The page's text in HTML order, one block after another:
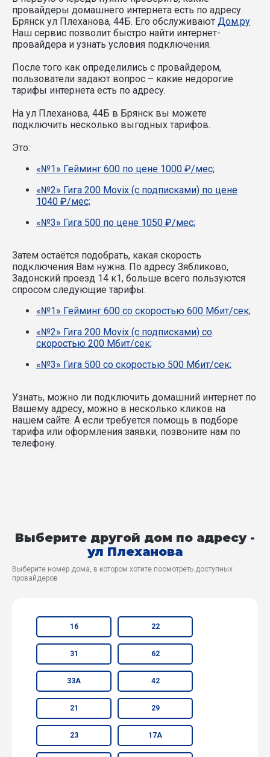
провайдеры домашнего интернета есть по адресу
Брянск ул Плеханова, 44Б. Его обслуживают Дом.ру
Наш сервис позволит быстро найти интернет-
провайдера и узнать условия подключения.
После того как определились с провайдером,
пользователи задают вопрос – какие недорогие
тарифы интернета есть по адресу.
На ул Плеханова, 44Б в Брянск вы можете
подключить несколько выгодных тарифов.
Это:
«№1» Гейминг 600 по цене 1000 ₽/мес;
«№2» Гига 200 Movix (с подписками) по цене
1040 ₽/мес;
«№3» Гига 500 по цене 1050 ₽/мес;
Затем остаётся подобрать, какая скорость
подключения Вам нужна. По адресу Зябликово,
Задонский проезд 14 к1, больше всего пользуются
спросом следующие тарифы:
«№1» Гейминг 600 со скоростью 600 Мбит/сек;
«№2» Гига 200 Movix (с подписками) со
скоростью 200 Мбит/сек;
«№3» Гига 500 со скоростью 500 Мбит/сек;
Узнать, можно ли подключить домашний интернет по
Вашему адресу, можно в несколько кликов на
нашем сайте. А если требуется помощь в подборе
тарифа или оформления заявки, позвоните нам по
телефону.
Выберите другой дом по адресу -
ул Плеханова
Выберите номер дома, в котором хотите посмотреть доступных
провайдеров
16 22
31 62
33А 42
21 29
23 17А